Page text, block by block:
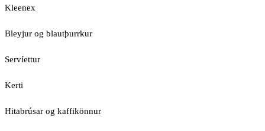
Kleenex
Bleyjur og blautþurrkur
Servíettur
Kerti
Hitabrúsar og kaffikönnur